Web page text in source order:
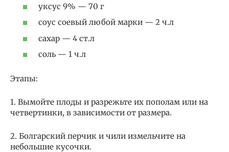
уксус 9% — 70 г
соус соевый любой марки — 2 ч.л
сахар — 4 ст.л
соль — 1 ч.л
Этапы:
1. Вымойте плоды и разрежьте их пополам или на
четвертинки, в зависимости от размера.
2. Болгарский перчик и чили измельчите на
небольшие кусочки.